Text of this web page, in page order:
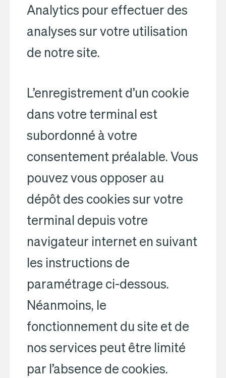
Analytics pour effectuer des
analyses sur votre utilisation
de notre site.
L’enregistrement d’un cookie
dans votre terminal est
subordonné à votre
consentement préalable. Vous
pouvez vous opposer au
dépôt des cookies sur votre
terminal depuis votre
navigateur internet en suivant
les instructions de
paramétrage ci-dessous.
Néanmoins, le
fonctionnement du site et de
nos services peut être limité
par l’absence de cookies.